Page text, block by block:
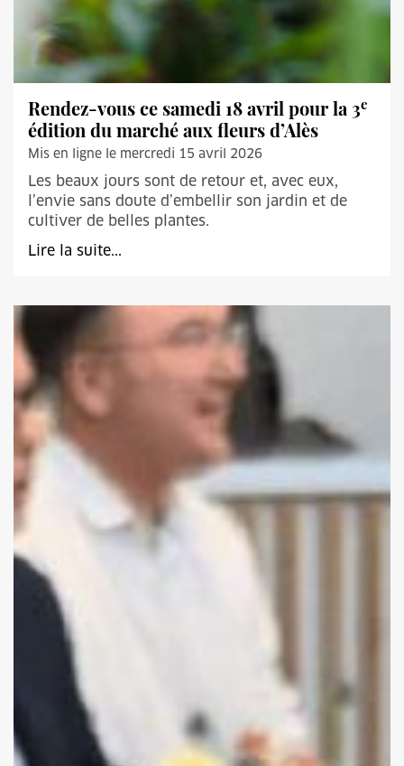
Rendez-vous ce samedi 18 avril pour la 3e
édition du marché aux fleurs d’Alès
Mis en ligne le mercredi 15 avril 2026
Les beaux jours sont de retour et, avec eux,
l’envie sans doute d’embellir son jardin et de
cultiver de belles plantes.
Lire la suite...